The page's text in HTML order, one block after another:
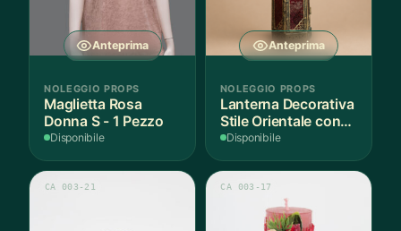
Anteprima
NOLEGGIO PROPS
Maglietta Rosa
Donna S - 1 Pezzo
Disponibile
Anteprima
NOLEGGIO PROPS
Lanterna Decorativa
Stile Orientale con
Vetri Rossi
Disponibile
CA 003-21 CA 003-17